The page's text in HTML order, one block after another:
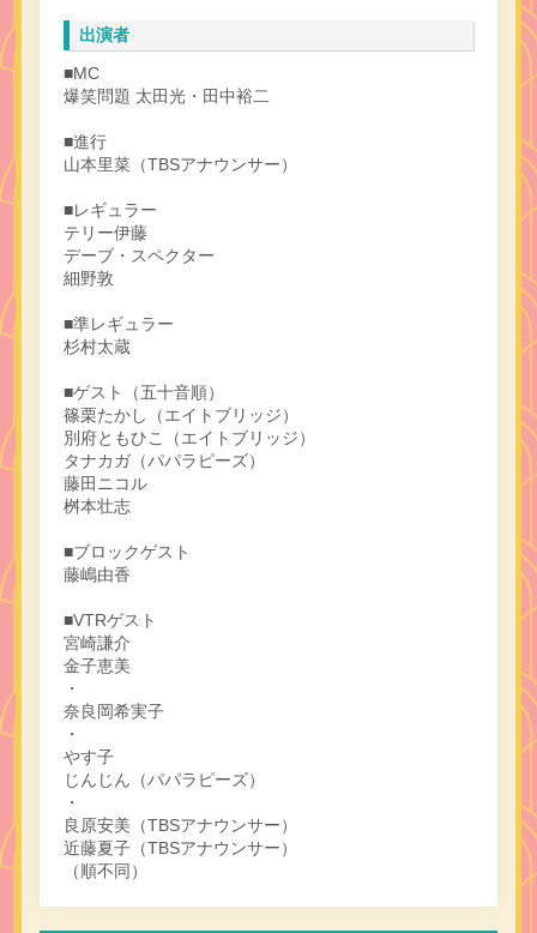
出演者
■MC
爆笑問題 太田光・田中裕二
■進行
山本里菜（TBSアナウンサー）
■レギュラー
テリー伊藤
デーブ・スペクター
細野敦
■準レギュラー
杉村太蔵
■ゲスト（五十音順）
篠栗たかし（エイトブリッジ）
別府ともひこ（エイトブリッジ）
タナカガ（パパラピーズ）
藤田ニコル
桝本壮志
■ブロックゲスト
藤嶋由香
■VTRゲスト
宮崎謙介
金子恵美
・
奈良岡希実子
・
やす子
じんじん（パパラピーズ）
・
良原安美（TBSアナウンサー）
近藤夏子（TBSアナウンサー）
（順不同）